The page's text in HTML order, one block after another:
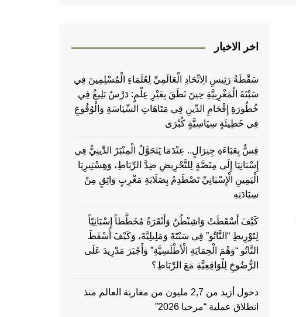
اخر الاخبار
سَقْطَةُ رَئِيسِ الِاتِّحَادِ الْعَالَمِيِّ لِعُلَمَاءِ الْمُسْلِمِينَ فِي
سَبْتَةَ الْمَغْرِبِيَّةِ حِينَ نَطَقَ بِغَيْرِ عِلْمٍ: دَرْسٌ بَلِيغٌ فِي
خُطُورَةِ إِقْحَامِ الدِّينِ فِي مَتَاهَاتِ السِّيَاسَةِ وَالْوُقُوعِ
فِي خَطِيئَةٍ سِيَاسِيَّةٍ كُبْرَى
قِسٌّ بِعَبَاءَةِ جِنِرَالٍ.. عِنْدَمَا يَتَحَوَّلُ الْمِنْبَرُ الدِّينِيُّ فِي
إِسْبَانِيَا إِلَى مِنَصَّةٍ لِلتَّحْرِيضِ ضِدَّ الرِّبَاطِ، وَهِسْتِيرِيَا
الْيَمِينِ الْإِسْبَانِيِّ تَصْطَدِمُ بِصَلَابَةِ مَغْرِبٍ وَاثِقٍ مِنْ
سِيَادَتِهِ
كَيْفَ أَسْقَطَتْ وَاشِنْطُنُ وَأَنْقَرَةُ مُخَطَّطاً إِسْبَانِيّاً
لِتَوْرِيطِ “النَّاتُو” فِي سَبْتَةَ وَمَلِيلِيَّةَ، وَكَيْفَ أَسْقَطَ
النَّاتُو “وَهْمَ الْحِمَايَةِ الْأَطْلَسِيَّةِ” وَأَجْبَرَ مَدْرِيدَ عَلَى
الرُّضُوخِ لِلْوَاقِعِيَّةِ مَعَ الرِّبَاطِ؟
دخول أزيد من 2,7 مليون من مغاربة العالم منذ
انطلاق عملية “مرحبا 2026”